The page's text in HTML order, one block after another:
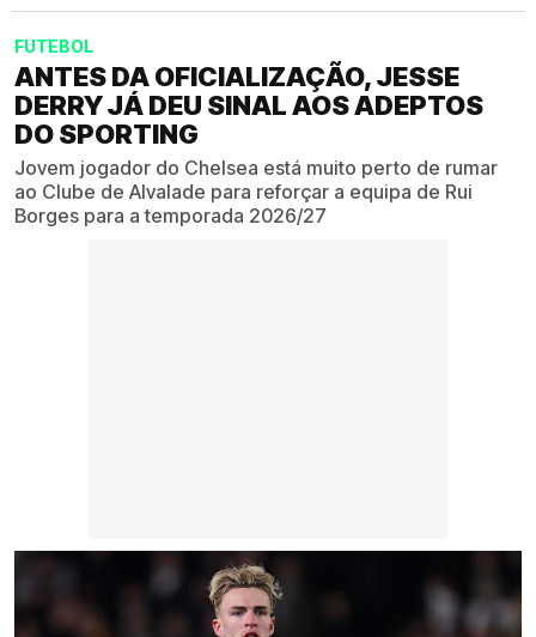
FUTEBOL
ANTES DA OFICIALIZAÇÃO, JESSE
DERRY JÁ DEU SINAL AOS ADEPTOS
DO SPORTING
Jovem jogador do Chelsea está muito perto de rumar
ao Clube de Alvalade para reforçar a equipa de Rui
Borges para a temporada 2026/27